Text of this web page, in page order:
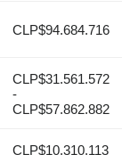
CLP$94.684.716
CLP$31.561.572
-
CLP$57.862.882
CLP$10.310.113